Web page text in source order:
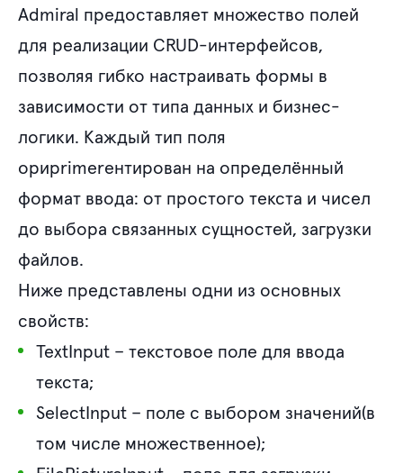
Admiral предоставляет множество полей
для реализации CRUD-интерфейсов,
позволяя гибко настраивать формы в
зависимости от типа данных и бизнес-
логики. Каждый тип поля
ориprimerентирован на определённый
формат ввода: от простого текста и чисел
до выбора связанных сущностей, загрузки
файлов.
Ниже представлены одни из основных
свойств:
TextInput – текстовое поле для ввода
текста;
SelectInput – поле с выбором значений(в
том числе множественное);